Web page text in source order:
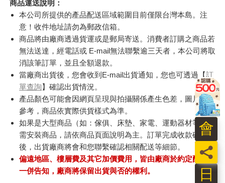
商品運送說明：
本公司所提供的產品配送區域範圍目前僅限台灣本島。注
意！收件地址請勿為郵政信箱。
商品將由廠商透過貨運或是郵局寄送。消費者訂購之商品若
無法送達，經電話或 E-mail無法聯繫逾三天者，本公司將取
消該筆訂單，並且全額退款。
當廠商出貨後，您會收到E-mail出貨通知，您也可透過【訂
單查詢】確認出貨情況。
產品顏色可能會因網頁呈現與拍攝關係產生色差，圖片僅供
參考，商品依實際供貨樣式為準。
如果是大型商品（如：傢俱、床墊、家電、運動器材等）及
需安裝商品，請依商品頁面說明為主。訂單完成收款確認
後，出貨廠商將會和您聯繫確認相關配送等細節。
偏遠地區、樓層費及其它加價費用，皆由廠商於約定配送時
一併告知，廠商將保留出貨與否的權利。
日
員
會